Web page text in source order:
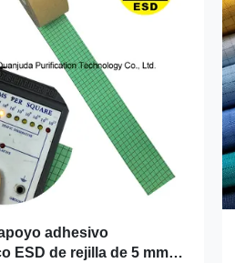
adhesivo
ESD de rejilla de 5 mm